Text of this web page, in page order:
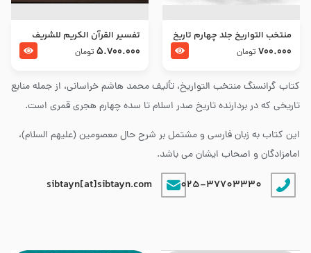
کتاب گرانسنگ منتخب التواريخ، تألیف محمد هاشم خراسانی، از جمله منابع
تاریخی که در بردارنده تاریخ صدر اسلام تا سده چهارم هجری قمری است.
این کتاب به زبان فارسی و مشتمل بر شرح حال معصومین (علیهم السلام)،
امامزادگان و اصحاب ایشان می باشد.
025-37703330
sibtayn[at]sibtayn.com
منتخب التواریخ جلد چهارم تاریخ
امام زین العابدین و امام محمد
700.000 تومان
تفسير القرآن الكريم للشريف
المرتضي قدس سرّه
5.700.000 تومان